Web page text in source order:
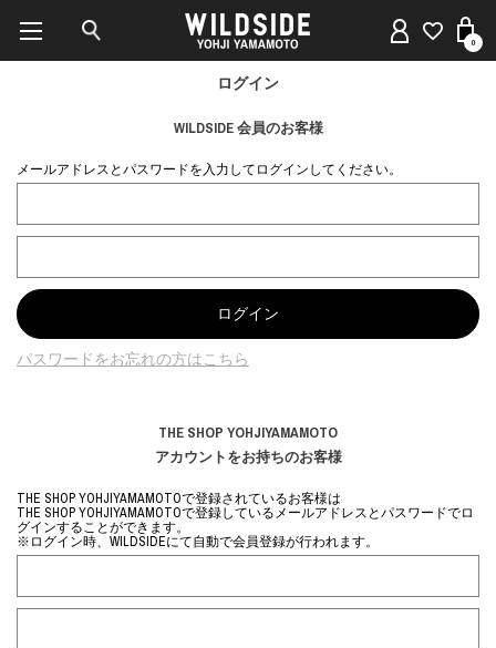
0
ログイン
WILDSIDE 会員のお客様
メールアドレスとパスワードを入力してログインしてください。
パスワードをお忘れの方はこちら
THE SHOP YOHJIYAMAMOTO
アカウントをお持ちのお客様
THE SHOP YOHJIYAMAMOTOで登録されているお客様は
THE SHOP YOHJIYAMAMOTOで登録しているメールアドレスとパスワードでロ
グインすることができます。
※ログイン時、WILDSIDEにて自動で会員登録が行われます。